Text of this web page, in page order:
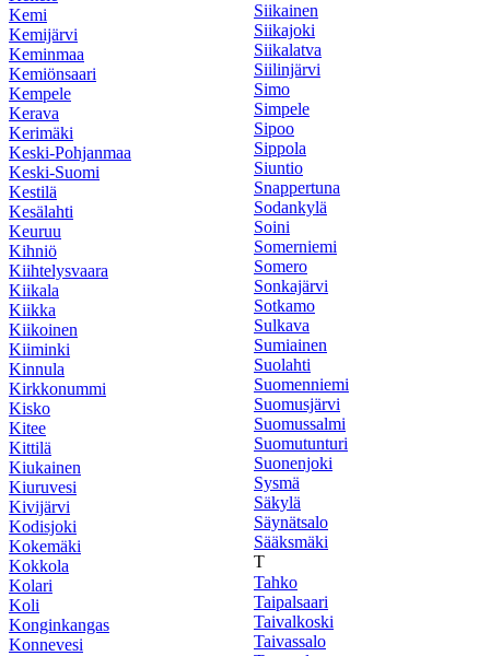
Kemi
Kemijärvi
Keminmaa
Kemiönsaari
Kempele
Kerava
Kerimäki
Keski-Pohjanmaa
Keski-Suomi
Kestilä
Kesälahti
Keuruu
Kihniö
Kiihtelysvaara
Kiikala
Kiikka
Kiikoinen
Kiiminki
Kinnula
Kirkkonummi
Kisko
Kitee
Kittilä
Kiukainen
Kiuruvesi
Kivijärvi
Kodisjoki
Kokemäki
Kokkola
Kolari
Koli
Konginkangas
Konnevesi
Siikainen
Siikajoki
Siikalatva
Siilinjärvi
Simo
Simpele
Sipoo
Sippola
Siuntio
Snappertuna
Sodankylä
Soini
Somerniemi
Somero
Sonkajärvi
Sotkamo
Sulkava
Sumiainen
Suolahti
Suomenniemi
Suomusjärvi
Suomussalmi
Suomutunturi
Suonenjoki
Sysmä
Säkylä
Säynätsalo
Sääksmäki
T
Tahko
Taipalsaari
Taivalkoski
Taivassalo